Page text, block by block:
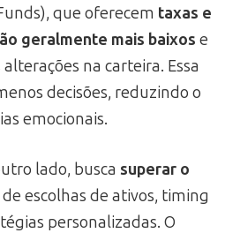
que oferecem taxas e
geralmente mais baixos e
na carteira. Essa
decisões, reduzindo o
emocionais.
lado, busca superar o
escolhas de ativos, timing
personalizadas. O